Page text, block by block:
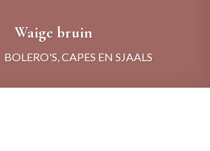
Waige bruin
BOLERO'S, CAPES EN SJAALS